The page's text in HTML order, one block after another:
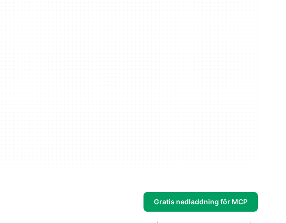
Gratis nedladdning för MCP